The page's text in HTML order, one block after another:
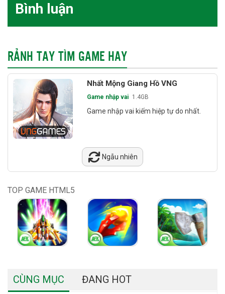
Bình luận
RẢNH TAY TÌM GAME HAY
Nhất Mộng Giang Hồ VNG
Game nhập vai 1.4GB
Game nhập vai kiếm hiệp tự do nhất.
Ngẫu nhiên
TOP GAME HTML5
CÙNG MỤC ĐANG HOT